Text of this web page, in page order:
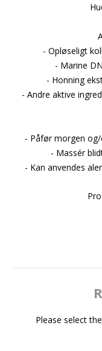
- Opløseligt
- Marine
- Honning
- Andre aktive
- Påfør morgen
- Massér
- Kan anvendes
Please select